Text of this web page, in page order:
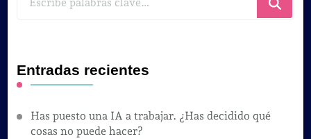
Entradas recientes
Has puesto una IA a trabajar. ¿Has decidido qué
cosas no puede hacer?